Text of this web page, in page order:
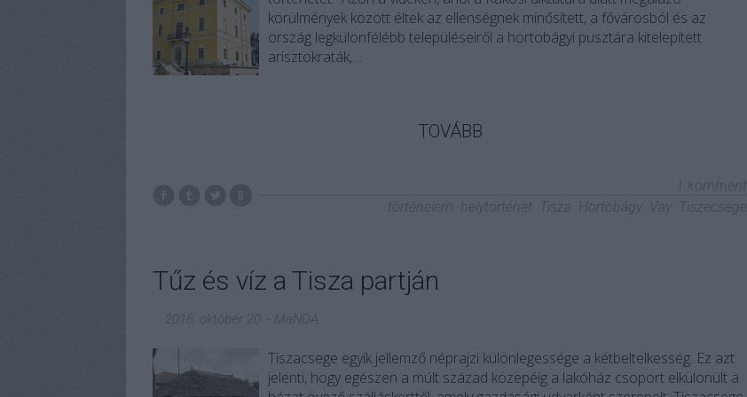
körülmények között éltek az ellenségnek minősített, a fővárosból és az
ország legkülönfélébb településeiről a hortobágyi pusztára kitelepített
arisztokraták,…
TOVÁBB
komment
történelem helytörténet Tisza Hortobágy Vay Tiszecsege
Tűz és víz a Tisza partján
2016. október 20. MaNDA
Tiszacsege egyik jellemző néprajzi különlegessége a kétbeltelkesség. Ez azt
jelenti, hogy egészen a múlt század közepéig a lakóház csoport elkülönült a